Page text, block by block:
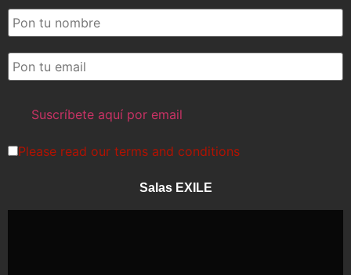
Please read our terms and conditions
Salas EXILE